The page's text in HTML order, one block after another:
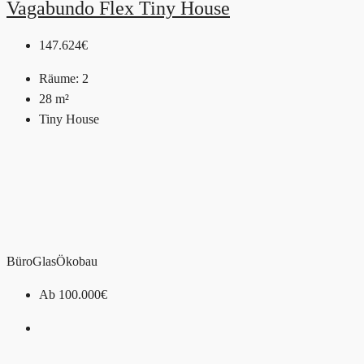
Vagabundo Flex Tiny House
147.624€
Räume: 2
28 m²
Tiny House
BüroGlasÖkobau
Ab 100.000€